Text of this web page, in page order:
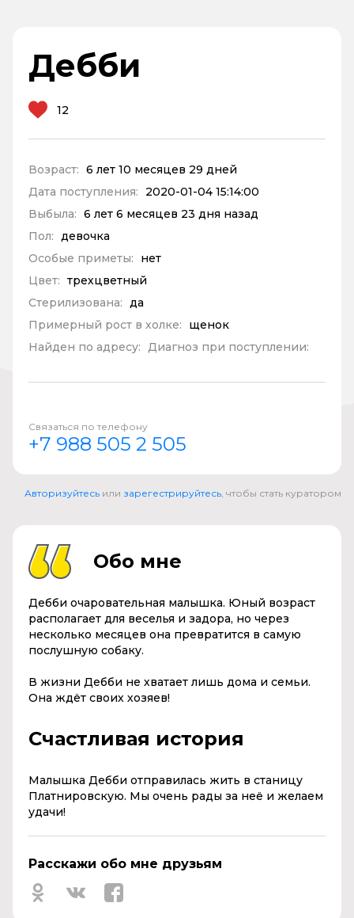
Дебби
12
Возраст: 6 лет 10 месяцев 29 дней
Дата поступления:
2020-01-04 15:14:00
Выбыла: 6 лет 6 месяцев 23 дня назад
Пол: девочка
Особые приметы:
нет
Цвет: трехцветный
Стерилизована: да
Примерный рост в холке:
щенок
Найден по адресу: Диагноз при поступлении:
Связаться по телефону
+7 988 505 2 505
Авторизуйтесь или зарегестрируйтесь, чтобы стать куратором
Обо мне
Дебби очаровательная малышка. Юный возраст
располагает для веселья и задора, но через
несколько месяцев она превратится в самую
послушную собаку.
В жизни Дебби не хватает лишь дома и семьи.
Она ждёт своих хозяев!
Счастливая история
Малышка Дебби отправилась жить в станицу
Платнировскую. Мы очень рады за неё и желаем
удачи!
Расскажи обо мне друзьям